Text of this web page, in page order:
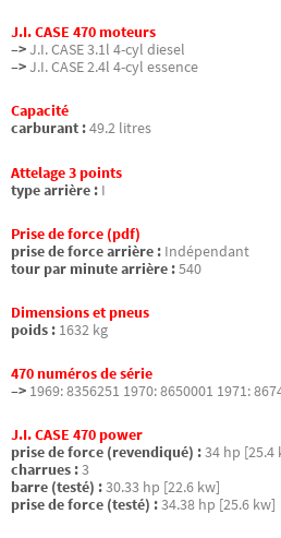
J.I. CASE 470 moteurs
–>J.I. CASE 3.1l 4-cyl diesel
–>J.I. CASE 2.4l 4-cyl essence
Capacité
carburant :49.2 litres
Attelage 3 points
type arrière : I
Prise de force (pdf)
prise de force arrière : Indépendant
tour par minute arrière :540
Dimensions et pneus
poids : 1632 kg
470 numéros de série
–> 1969: 8356251 1970: 8650001 1971:
J.I. CASE 470 power
prise de force (revendiqué) :34 hp [25.4
charrues :3
barre (testé) :30.33 hp [22.6 kw]
prise de force (testé) :34.38 hp [25.6 kw]